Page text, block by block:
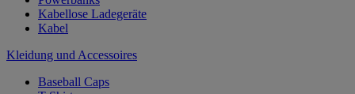
Kabellose Ladegeräte
Kabel
Kleidung und Accessoires
Baseball Caps